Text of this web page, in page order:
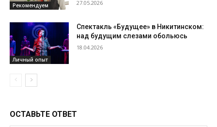
Рекомендуем 27.05.2026
Личный опыт
Спектакль «Будущее» в Никитинском:
над будущим слезами обольюсь
18.04.2026
ОСТАВЬТЕ ОТВЕТ